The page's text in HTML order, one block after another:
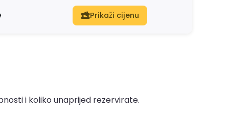
Prikaži cijenu
i koliko unaprijed rezervirate.